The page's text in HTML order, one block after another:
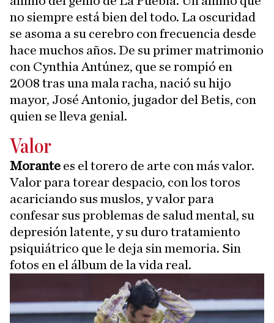
no siempre está bien del todo. La oscuridad
se asoma a su cerebro con frecuencia desde
hace muchos años. De su primer matrimonio
con Cynthia Antúnez, que se rompió en
2008 tras una mala racha, nació su hijo
mayor, José Antonio, jugador del Betis, con
quien se lleva genial.
Valor
Morante es el torero de arte con más valor.
Valor para torear despacio, con los toros
acariciando sus muslos, y valor para
confesar sus problemas de salud mental, su
depresión latente, y su duro tratamiento
psiquiátrico que le deja sin memoria. Sin
fotos en el álbum de la vida real.